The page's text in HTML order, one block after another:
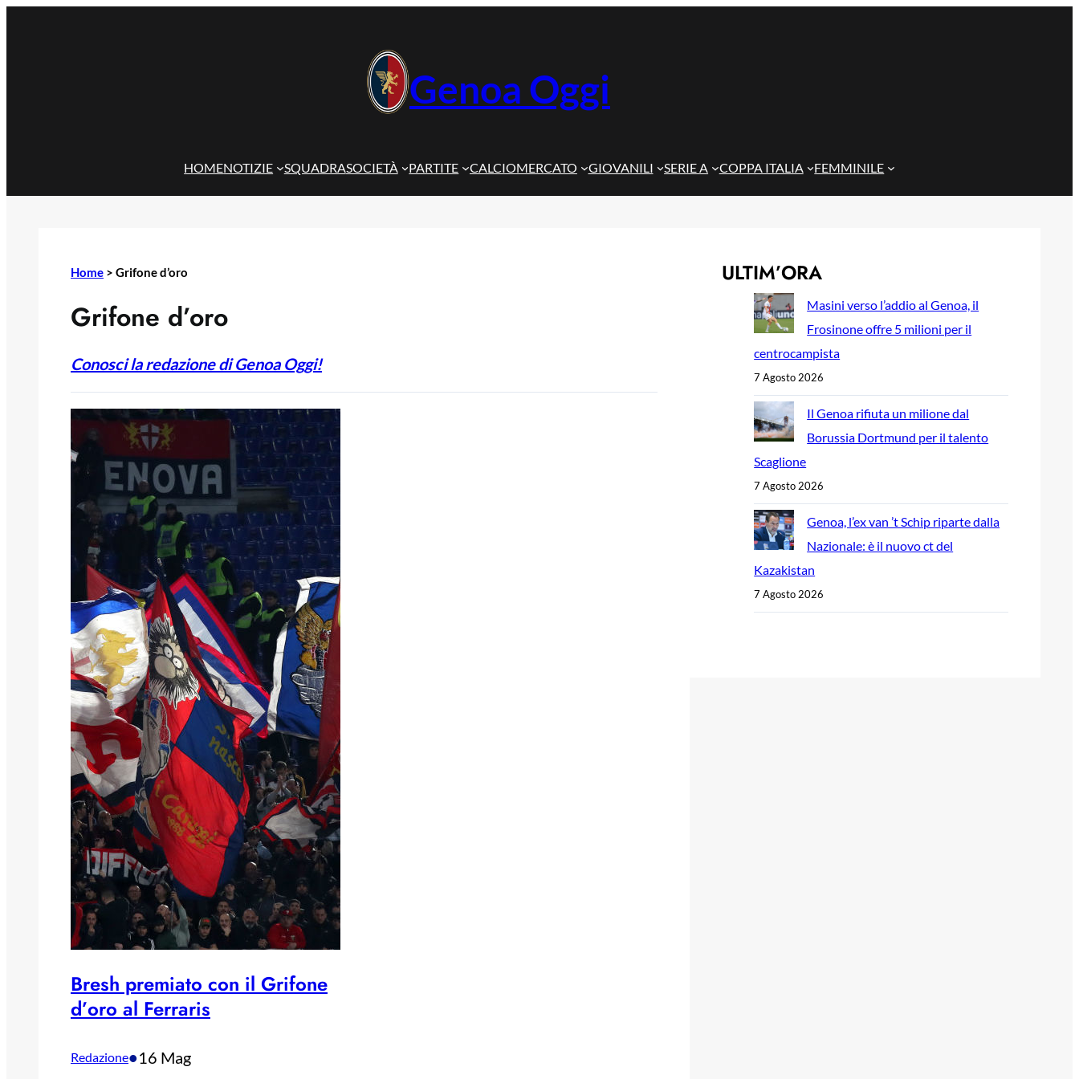
Genoa Oggi
HOMENOTIZIE SQUADRASOCIETÀ PARTITE CALCIOMERCATO GIOVANILI SERIE A COPPA ITALIA FEMMINILE
Home > Grifone d’oro
Grifone d’oro
Conosci la redazione di Genoa Oggi!
Bresh premiato con il Grifone
d’oro al Ferraris
Redazione•16 Mag
ULTIM’ORA
Masini verso l’addio al Genoa, il
Frosinone offre 5 milioni per il
centrocampista
7 Agosto 2026
Il Genoa rifiuta un milione dal
Borussia Dortmund per il talento
Scaglione
7 Agosto 2026
Genoa, l’ex van ’t Schip riparte dalla
Nazionale: è il nuovo ct del
Kazakistan
7 Agosto 2026